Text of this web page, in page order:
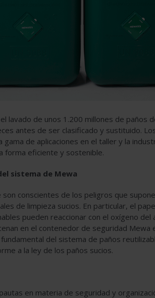
lavado de unos 1.200 millones de paños
antes de ser clasificado y sustituido.
de aplicaciones en el taller y la
forma eficiente y sostenible.
sistema de Mewa
conscientes de los peligros que
de limpieza sucios. En particular, el
pueden reaccionar con el oxígeno
en el contenedor de seguridad
del sistema de paños
a la ley de los paños sucios.
en materia de seguridad y